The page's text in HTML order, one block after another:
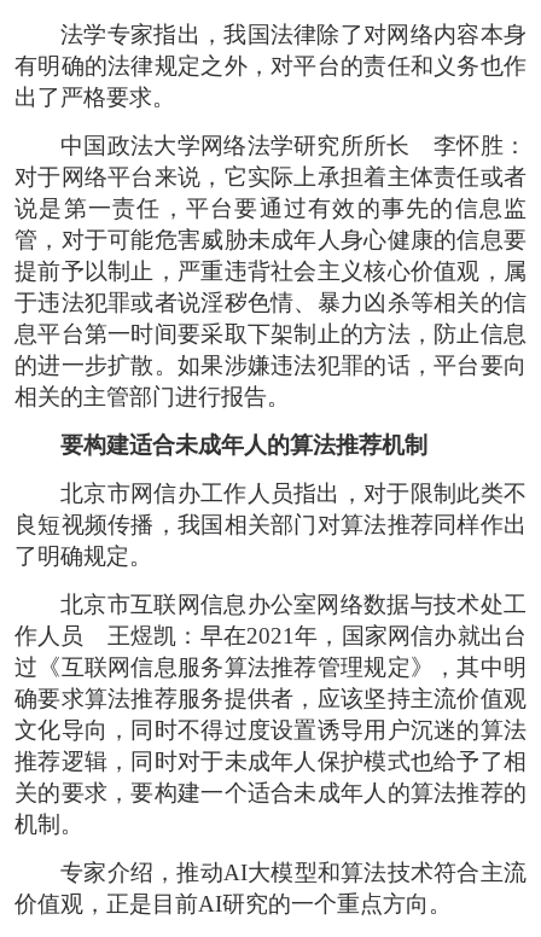
法学专家指出，我国法律除了对网络内容本身
有明确的法律规定之外，对平台的责任和义务也作
出了严格要求。
中国政法大学网络法学研究所所长 李怀胜：
对于网络平台来说，它实际上承担着主体责任或者
说是第一责任，平台要通过有效的事先的信息监
管，对于可能危害威胁未成年人身心健康的信息要
提前予以制止，严重违背社会主义核心价值观，属
于违法犯罪或者说淫秽色情、暴力凶杀等相关的信
息平台第一时间要采取下架制止的方法，防止信息
的进一步扩散。如果涉嫌违法犯罪的话，平台要向
相关的主管部门进行报告。
要构建适合未成年人的算法推荐机制
北京市网信办工作人员指出，对于限制此类不
良短视频传播，我国相关部门对算法推荐同样作出
了明确规定。
北京市互联网信息办公室网络数据与技术处工
作人员 王煜凯：早在2021年，国家网信办就出台
过《互联网信息服务算法推荐管理规定》，其中明
确要求算法推荐服务提供者，应该坚持主流价值观
文化导向，同时不得过度设置诱导用户沉迷的算法
推荐逻辑，同时对于未成年人保护模式也给予了相
关的要求，要构建一个适合未成年人的算法推荐的
机制。
专家介绍，推动AI大模型和算法技术符合主流
价值观，正是目前AI研究的一个重点方向。